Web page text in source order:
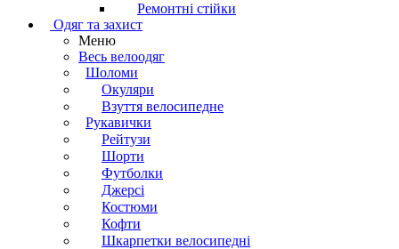
Ремонтні стійки
Одяг та захист
Меню
Весь велоодяг
Шоломи
Окуляри
Взуття велосипедне
Рукавички
Рейтузи
Шорти
Футболки
Джерсі
Костюми
Кофти
Шкарпетки велосипедні